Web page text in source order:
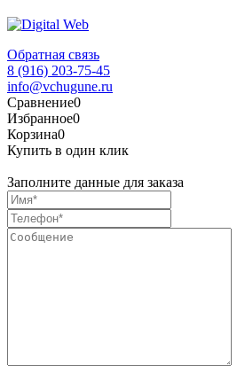
Обратная связь
8 (916) 203-75-45
info@vchugune.ru
Сравнение0
Избранное0
Корзина0
Купить в один клик
Заполните данные для заказа